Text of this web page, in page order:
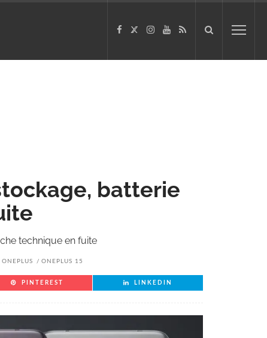
batterie
technique en fuite
ONEPLUS ONEPLUS 15
PINTEREST LINKEDIN